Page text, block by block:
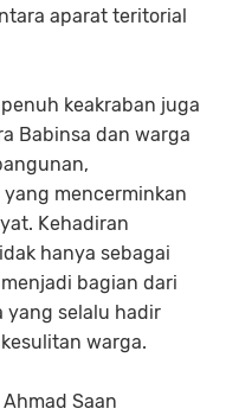
aparat teritorial
keakraban juga
Babinsa dan warga
mencerminkan
Kehadiran
hanya sebagai
bagian dari
yang selalu hadir
warga.
Saan